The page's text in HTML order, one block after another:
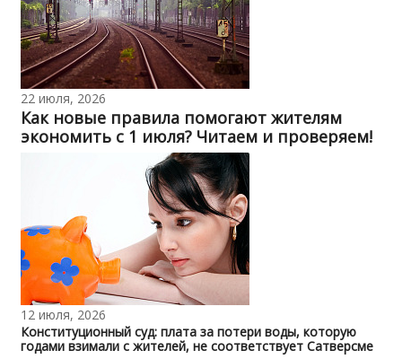
22 июля, 2026
Как новые правила помогают жителям
экономить с 1 июля? Читаем и проверяем!
12 июля, 2026
Конституционный суд: плата за потери воды, которую
годами взимали с жителей, не соответствует Сатверсме